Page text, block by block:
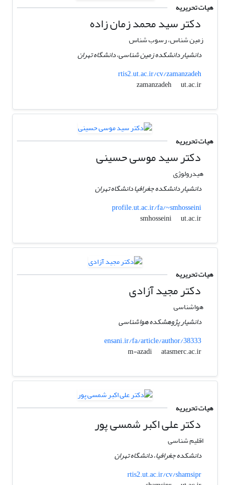
هیات تحریریه
دکتر سید محمد زمان زاده
زمین شناس، رسوب شناس
دانشیار دانشکده زمین شناسی، دانشگاه تهران
rtis2.ut.ac.ir/cv/zamanzadeh
zamanzadeh
ut.ac.ir
هیات تحریریه
دکتر سید موسی حسینی
هیدرولوژی
دانشیار دانشکده جغرافیا دانشگاه تهران
profile.ut.ac.ir/fa/~smhosseini
smhosseini
ut.ac.ir
هیات تحریریه
دکتر مجید آزادی
هواشناسی
دانشیار پژوهشکده هواشناسی
ensani.ir/fa/article/author/38333
m-azadi
atasmerc.ac.ir
هیات تحریریه
دکتر علی اکبر شمسی پور
اقلیم شناسی
دانشکده جغرافیا، دانشگاه تهران
rtis2.ut.ac.ir/cv/shamsipr